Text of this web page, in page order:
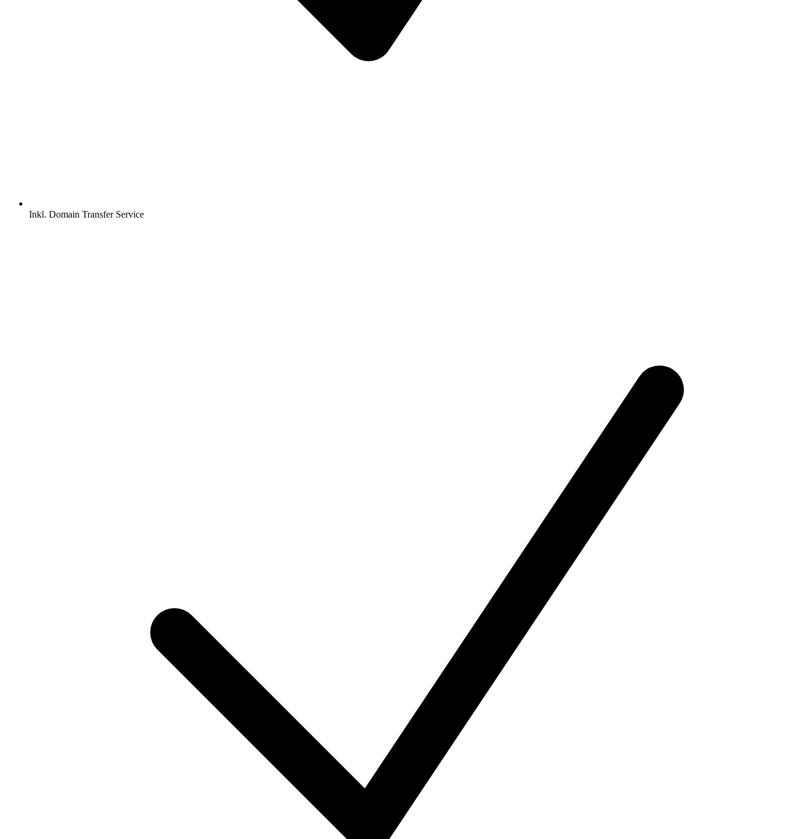
Inkl. Domain Transfer Service